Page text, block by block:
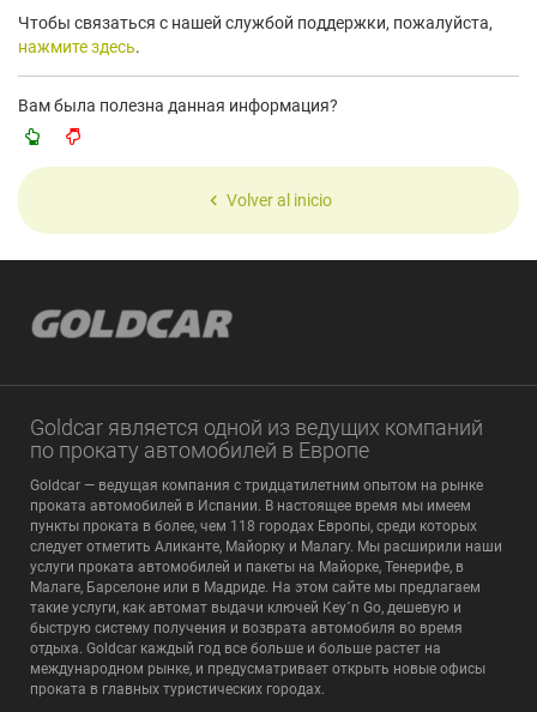
Чтобы связаться с нашей службой поддержки, пожалуйста,
нажмите здесь.
Вам была полезна данная информация?
Volver al inicio
Goldcar является одной из ведущих компаний
по прокату автомобилей в Европе
Goldcar — ведущая компания с тридцатилетним опытом на рынке
проката автомобилей в Испании. В настоящее время мы имеем
пункты проката в более, чем 118 городах Европы, среди которых
следует отметить Аликанте, Майорку и Малагу. Мы расширили наши
услуги проката автомобилей и пакеты на Майорке, Тенерифе, в
Малаге, Барселоне или в Мадриде. На этом сайте мы предлагаем
такие услуги, как автомат выдачи ключей Key´n Go, дешевую и
быструю систему получения и возврата автомобиля во время
отдыха. Goldcar каждый год все больше и больше растет на
международном рынке, и предусматривает открыть новые офисы
проката в главных туристических городах.